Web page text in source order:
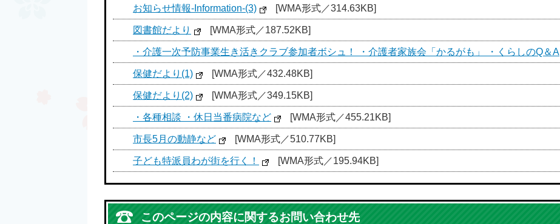
お知らせ情報-Information-(3) [WMA形式／314.63KB]
図書館だより [WMA形式／187.52KB]
・介護一次予防事業生き活きクラブ参加者ボシュ！ ・介護者家族会「かるがも」 ・くらしのQ＆A
保健だより(1) [WMA形式／432.48KB]
保健だより(2) [WMA形式／349.15KB]
・各種相談 ・休日当番病院など [WMA形式／455.21KB]
市長5月の動静など [WMA形式／510.77KB]
子ども特派員わが街を行く！ [WMA形式／195.94KB]
このページの内容に関するお問い合わせ先